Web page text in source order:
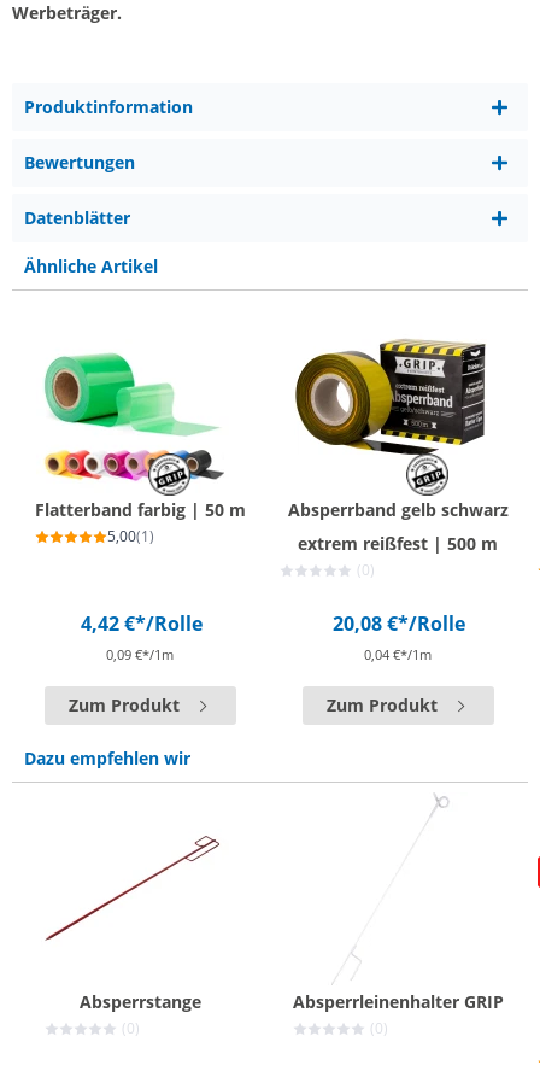
Werbeträger.
Produktinformation
Bewertungen
Datenblätter
Ähnliche Artikel
Flatterband farbig | 50 m
5,00(1)
4,42 €*/Rolle
0,09 €*/1m
Zum Produkt
Absperrband gelb schwarz
extrem reißfest | 500 m
(0)
20,08 €*/Rolle
0,04 €*/1m
Zum Produkt
Dazu empfehlen wir
Absperrstange
(0)
Absperrleinenhalter GRIP
(0)